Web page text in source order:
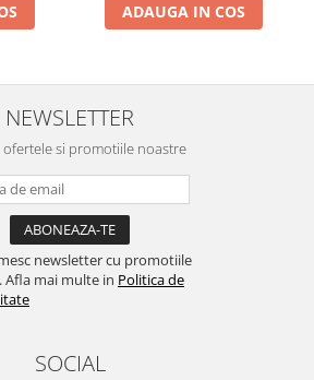
ADAUGA IN COS
NEWSLETTER
ofertele si promotiile noastre
newsletter cu promotiile
Afla mai multe in Politica de
SOCIAL